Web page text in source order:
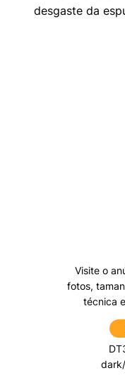
desgaste da
Visite o
fotos,
técnica